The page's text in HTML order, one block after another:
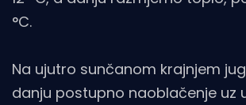
°C.
Na ujutro sunčanom krajnjem
danju postupno naoblačenje uz